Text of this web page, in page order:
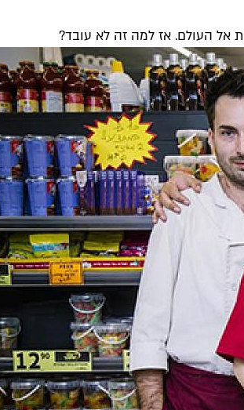
אל העולם. אז למה זה לא עובד?